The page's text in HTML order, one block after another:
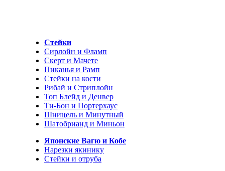
Стейки
Сирлойн и Фламп
Скерт и Мачете
Пиканья и Рамп
Стейки на кости
Рибай и Стриплойн
Топ Блейд и Денвер
Ти-Бон и Портерхаус
Шницель и Минутный
Шатобрианд и Миньон
Японские Вагю и Кобе
Нарезки якинику
Стейки и отруба